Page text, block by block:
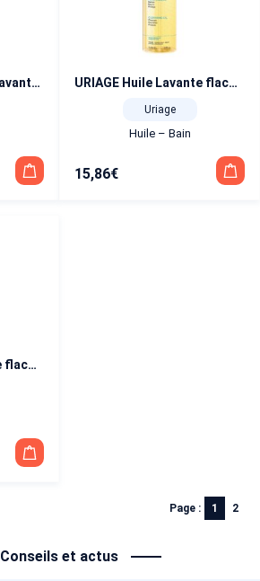
SVR Topialyse Huile lavante 200 ml URIAGE Huile Lavante flacon pompe 1 L
Uriage
Huile – Bain
15,86€
URIAGE Huile Lavante flacon pompe 500 ml
Page : 1 2
Conseils et actus